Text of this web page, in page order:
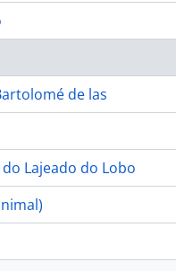
de las
do Lajeado do Lobo